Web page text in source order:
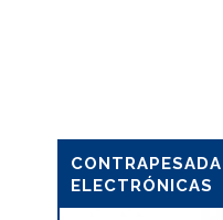
CONTRAPESADA
ELECTRÓNICAS